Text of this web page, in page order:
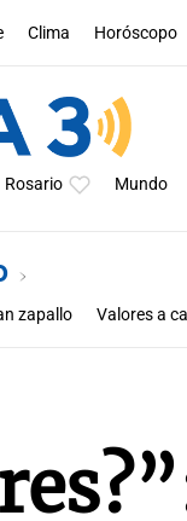
Clima Horóscopo
Rosario Mundo
zapallo Valores a